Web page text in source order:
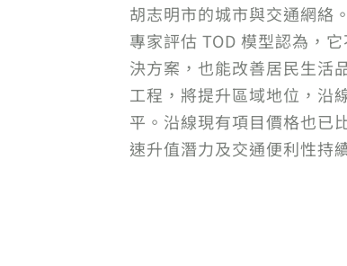
胡志明市的城市與交通網絡。
專家評估 TOD 模型認為，
決方案，也能改善居民生活
工程，將提升區域地位，沿
平。沿線現有項目價格也已
速升值潛力及交通便利性持